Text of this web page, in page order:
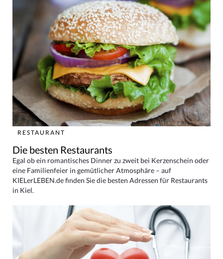
RESTAURANT
Die besten Restaurants
Egal ob ein romantisches Dinner zu zweit bei Kerzenschein oder
eine Familienfeier in gemütlicher Atmosphäre – auf
KIELerLEBEN.de finden Sie die besten Adressen für Restaurants
in Kiel.